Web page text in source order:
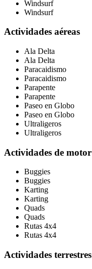
Windsurf
Windsurf
Actividades aéreas
Ala Delta
Ala Delta
Paracaidismo
Paracaidismo
Parapente
Parapente
Paseo en Globo
Paseo en Globo
Ultraligeros
Ultraligeros
Actividades de motor
Buggies
Buggies
Karting
Karting
Quads
Quads
Rutas 4x4
Rutas 4x4
Actividades terrestres